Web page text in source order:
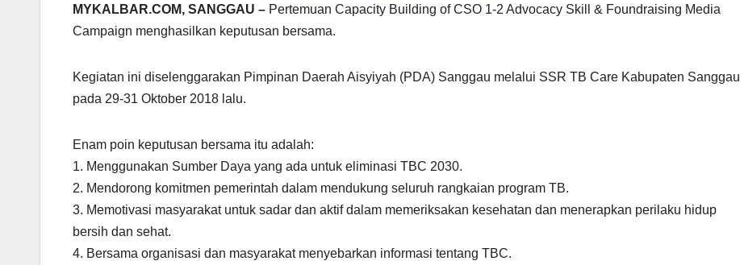
MYKALBAR.COM, SANGGAU – Pertemuan Capacity Building of CSO 1-2 Advocacy Skill & Foundraising Media
Campaign menghasilkan keputusan bersama.
Kegiatan ini diselenggarakan Pimpinan Daerah Aisyiyah (PDA) Sanggau melalui SSR TB Care Kabupaten Sanggau
pada 29-31 Oktober 2018 lalu.
Enam poin keputusan bersama itu adalah:
1. Menggunakan Sumber Daya yang ada untuk eliminasi TBC 2030.
2. Mendorong komitmen pemerintah dalam mendukung seluruh rangkaian program TB.
3. Memotivasi masyarakat untuk sadar dan aktif dalam memeriksakan kesehatan dan menerapkan perilaku hidup
bersih dan sehat.
4. Bersama organisasi dan masyarakat menyebarkan informasi tentang TBC.